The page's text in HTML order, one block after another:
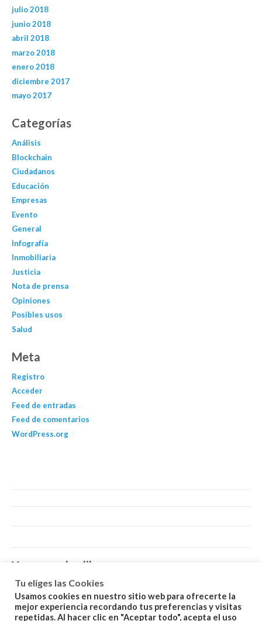
julio 2018
junio 2018
abril 2018
marzo 2018
enero 2018
diciembre 2017
mayo 2017
Categorías
Análisis
Blockchain
Ciudadanos
Educación
Empresas
Evento
General
Infografía
Inmobiliaria
Justicia
Nota de prensa
Opiniones
Posibles usos
Salud
Meta
Registro
Acceder
Feed de entradas
Feed de comentarios
WordPress.org
You may also like…
Tu eliges las Cookies
Usamos cookies en nuestro sitio web para ofrecerte la
mejor experiencia recordando tus preferencias y visitas
repetidas. Al hacer clic en "Aceptar todo", acepta el uso